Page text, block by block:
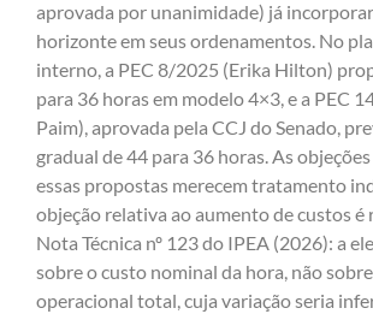
aprovada por unanimidade) já
horizonte em seus ordenamentos. No
interno, a PEC 8/2025 (Erika Hilton)
para 36 horas em modelo 4×3, e a PEC
Paim), aprovada pela CCJ do Senado,
gradual de 44 para 36 horas. As
essas propostas merecem tratamento
objeção relativa ao aumento de custos é
Nota Técnica nº 123 do IPEA (2026): a
sobre o custo nominal da hora, não
operacional total, cuja variação seria